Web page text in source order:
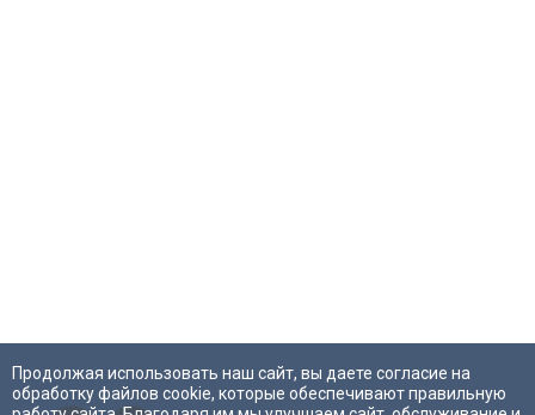
Продолжая использовать наш сайт, вы даете согласие на
обработку файлов cookie, которые обеспечивают правильную